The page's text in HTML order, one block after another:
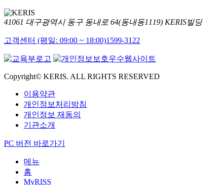
41061 대구광역시 동구 동내로 64(동내동1119) KERIS빌딩
고객센터 (평일: 09:00 ~ 18:00)1599-3122
Copyright© KERIS. ALL RIGHTS RESERVED
이용약관
개인정보처리방침
개인정보 재동의
기관소개
PC 버전 바로가기
메뉴
홈
MyRISS